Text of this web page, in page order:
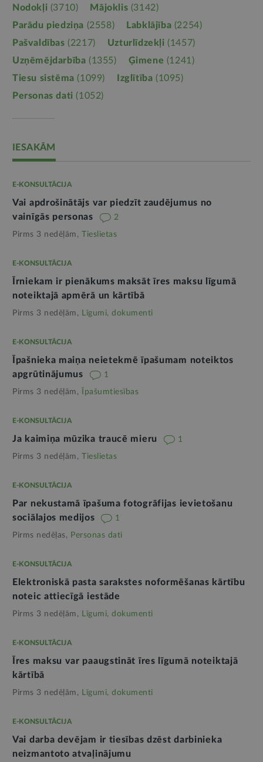
Nodokļi (3710) Mājoklis (3142)
Parādu piedziņa (2558) Labklājība (2254)
Pašvaldības (2217) Uzturlīdzekļi (1457)
Uzņēmējdarbība (1355) Ģimene (1241)
Tiesu sistēma (1099) Izglītība (1095)
Personas dati (1052)
IESAKĀM
E-KONSULTĀCIJA
Vai apdrošinātājs var piedzīt zaudējumus no
vainīgās personas
2
Pirms 3 nedēļām, Tieslietas
E-KONSULTĀCIJA
Īrniekam ir pienākums maksāt īres maksu līgumā
noteiktajā apmērā un kārtībā
Pirms 3 nedēļām, Līgumi, dokumenti
E-KONSULTĀCIJA
Īpašnieka maiņa neietekmē īpašumam noteiktos
apgrūtinājumus
1
Pirms 3 nedēļām, Īpašumtiesības
E-KONSULTĀCIJA
Ja kaimiņa mūzika traucē mieru 1
Pirms 3 nedēļām, Tieslietas
E-KONSULTĀCIJA
Par nekustamā īpašuma fotogrāfijas ievietošanu
sociālajos medijos
1
Pirms nedēļas, Personas dati
E-KONSULTĀCIJA
Elektroniskā pasta sarakstes noformēšanas kārtību
noteic attiecīgā iestāde
Pirms 3 nedēļām, Līgumi, dokumenti
E-KONSULTĀCIJA
Īres maksu var paaugstināt īres līgumā noteiktajā
kārtībā
Pirms 3 nedēļām, Līgumi, dokumenti
E-KONSULTĀCIJA
Vai darba devējam ir tiesības dzēst darbinieka
neizmantoto atvaļinājumu